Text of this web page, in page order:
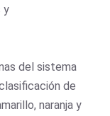
y
del sistema
de
naranja y